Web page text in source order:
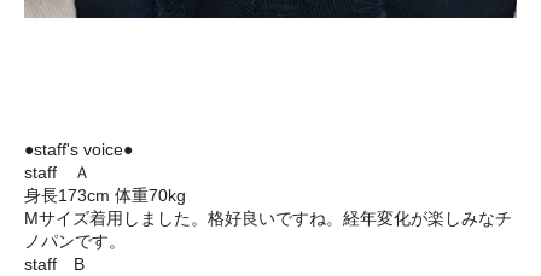
●staff's voice●
staff Ａ
身長173cm 体重70kg
Mサイズ着用しました。格好良いですね。経年変化が楽しみなチ
ノパンです。
staff B